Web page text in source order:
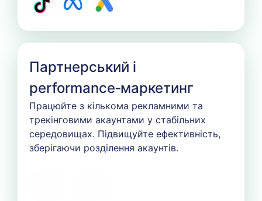
Партнерський і
performance‑маркетинг
Працюйте з кількома рекламними та
трекінговими акаунтами у стабільних
середовищах. Підвищуйте ефективність,
зберігаючи розділення акаунтів.